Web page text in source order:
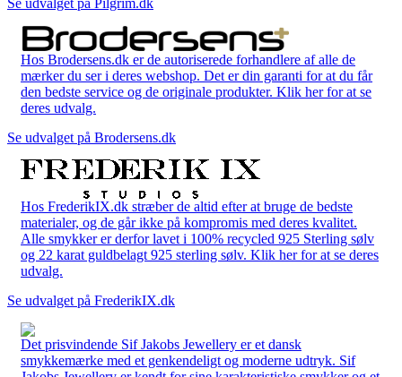
Hos Brodersens.dk er de autoriserede forhandlere af alle de
mærker du ser i deres webshop. Det er din garanti for at du får
den bedste service og de originale produkter. Klik her for at se
deres udvalg.
Se udvalget på Brodersens.dk
Hos FrederikIX.dk stræber de altid efter at bruge de bedste
materialer, og de går ikke på kompromis med deres kvalitet.
Alle smykker er derfor lavet i 100% recycled 925 Sterling sølv
og 22 karat guldbelagt 925 sterling sølv. Klik her for at se deres
udvalg.
Se udvalget på FrederikIX.dk
Det prisvindende Sif Jakobs Jewellery er et dansk
smykkemærke med et genkendeligt og moderne udtryk. Sif